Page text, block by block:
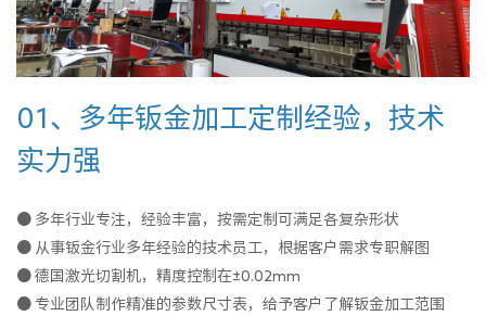
01、多年钣金加工定制经验，技术
实力强
● 多年行业专注，经验丰富，按需定制可满足各复杂形状
● 从事钣金行业多年经验的技术员工，根据客户需求专职解图
● 德国激光切割机，精度控制在±0.02mm
● 专业团队制作精准的参数尺寸表，给予客户了解钣金加工范围